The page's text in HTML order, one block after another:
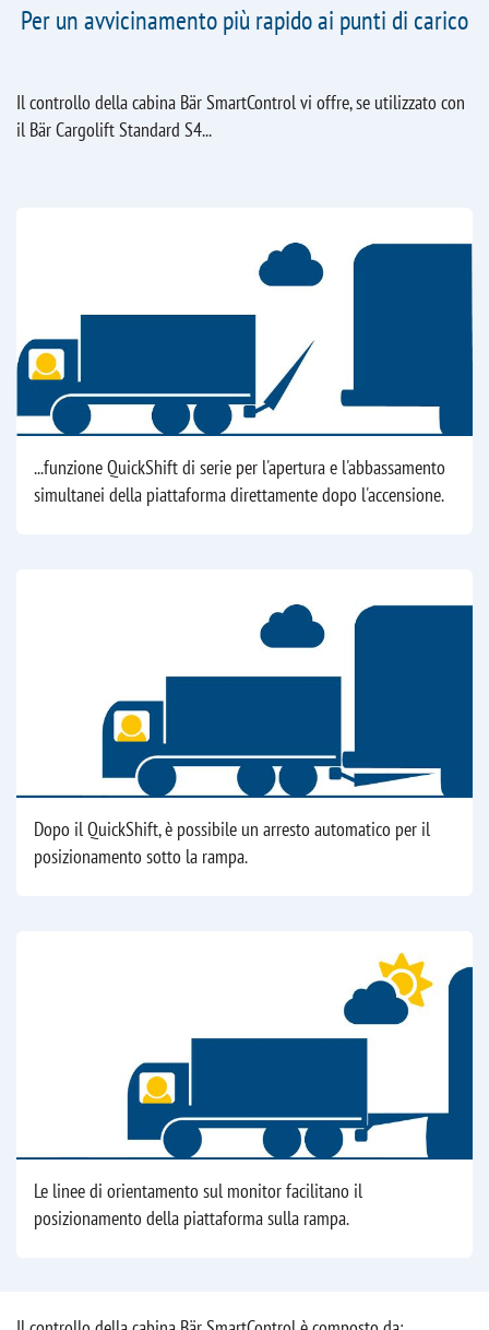
Per un avvicinamento più rapido ai punti di carico
Il controllo della cabina Bär SmartControl vi offre, se utilizzato con
il Bär Cargolift Standard S4...
...funzione QuickShift di serie per l'apertura e l'abbassamento
simultanei della piattaforma direttamente dopo l'accensione.
Dopo il QuickShift, è possibile un arresto automatico per il
posizionamento sotto la rampa.
Le linee di orientamento sul monitor facilitano il
posizionamento della piattaforma sulla rampa.